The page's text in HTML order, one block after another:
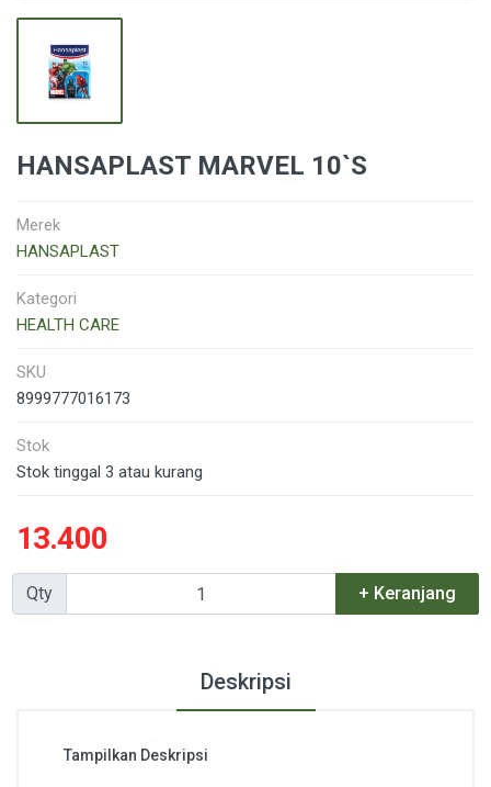
HANSAPLAST MARVEL 10`S
Merek
HANSAPLAST
Kategori
HEALTH CARE
SKU
8999777016173
Stok
Stok tinggal 3 atau kurang
13.400
Qty + Keranjang
Deskripsi
Tampilkan Deskripsi